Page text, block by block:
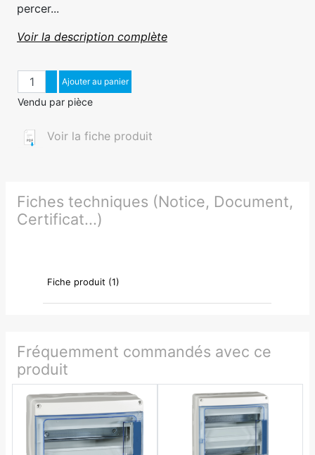
percer...
Voir la description complète
QuantitéAugmenter quantité
Diminuer quantité
Ajouter au panier
Vendu par pièce
Voir la fiche produit
Fiches techniques (Notice, Document,
Certificat...)
Fiche produit (1)
Fréquemment commandés avec ce
produit